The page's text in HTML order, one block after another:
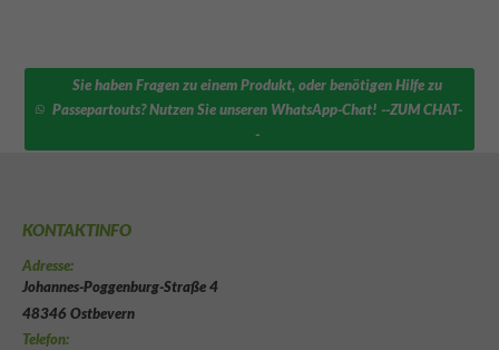
Sie haben Fragen zu einem Produkt, oder benötigen Hilfe zu
Passepartouts? Nutzen Sie unseren WhatsApp-Chat! --ZUM CHAT-
-
KONTAKTINFO
Adresse:
Johannes-Poggenburg-Straße 4
48346 Ostbevern
Telefon: